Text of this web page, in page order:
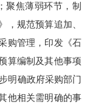
聚焦薄弱环节，制
，规范预算追加、
购管理，印发《石
算编制及其他事项
明确政府采购部门
他相关需明确的事